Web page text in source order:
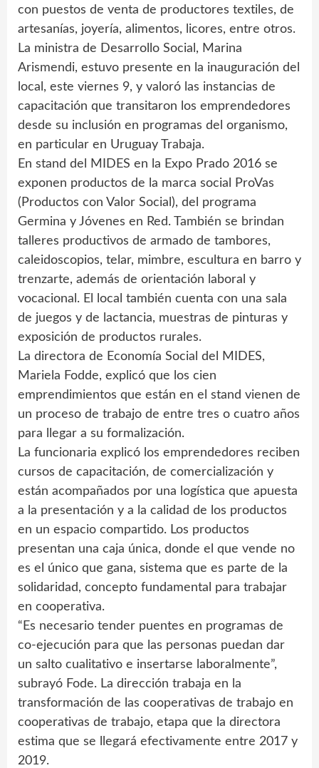
con puestos de venta de productores textiles, de
artesanías, joyería, alimentos, licores, entre otros.
La ministra de Desarrollo Social, Marina
Arismendi, estuvo presente en la inauguración del
local, este viernes 9, y valoró las instancias de
capacitación que transitaron los emprendedores
desde su inclusión en programas del organismo,
en particular en Uruguay Trabaja.
En stand del MIDES en la Expo Prado 2016 se
exponen productos de la marca social ProVas
(Productos con Valor Social), del programa
Germina y Jóvenes en Red. También se brindan
talleres productivos de armado de tambores,
caleidoscopios, telar, mimbre, escultura en barro y
trenzarte, además de orientación laboral y
vocacional. El local también cuenta con una sala
de juegos y de lactancia, muestras de pinturas y
exposición de productos rurales.
La directora de Economía Social del MIDES,
Mariela Fodde, explicó que los cien
emprendimientos que están en el stand vienen de
un proceso de trabajo de entre tres o cuatro años
para llegar a su formalización.
La funcionaria explicó los emprendedores reciben
cursos de capacitación, de comercialización y
están acompañados por una logística que apuesta
a la presentación y a la calidad de los productos
en un espacio compartido. Los productos
presentan una caja única, donde el que vende no
es el único que gana, sistema que es parte de la
solidaridad, concepto fundamental para trabajar
en cooperativa.
“Es necesario tender puentes en programas de
co-ejecución para que las personas puedan dar
un salto cualitativo e insertarse laboralmente”,
subrayó Fode. La dirección trabaja en la
transformación de las cooperativas de trabajo en
cooperativas de trabajo, etapa que la directora
estima que se llegará efectivamente entre 2017 y
2019.